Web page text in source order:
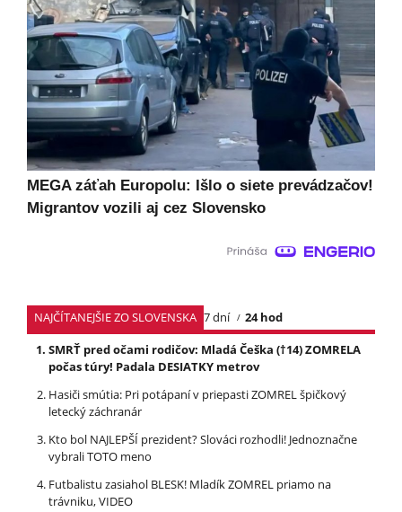
MEGA záťah Europolu: Išlo o siete prevádzačov!
Migrantov vozili aj cez Slovensko
NAJČÍTANEJŠIE ZO SLOVENSKA 7 dní
24 hod
SMRŤ pred očami rodičov: Mladá Češka (†14) ZOMRELA
počas túry! Padala DESIATKY metrov
Hasiči smútia: Pri potápaní v priepasti ZOMREL špičkový
letecký záchranár
Kto bol NAJLEPŠÍ prezident? Slováci rozhodli! Jednoznačne
vybrali TOTO meno
Futbalistu zasiahol BLESK! Mladík ZOMREL priamo na
trávniku, VIDEO